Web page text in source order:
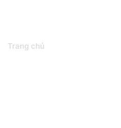
Trang chủ